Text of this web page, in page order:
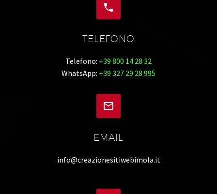


TELEFONO
Telefono: +39 800 14 28 32
WhatsApp: +39 327 29 28 995


EMAIL
info@creazionesitiwebimola.it